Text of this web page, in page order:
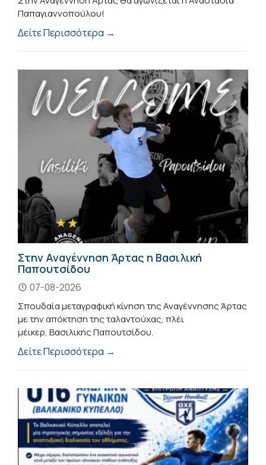
Παπαγιαννοπούλου!
Δείτε Περισσότερα →
Στην Αναγέννηση Άρτας η Βασιλική
Παπουτσίδου
07-08-2026
Σπουδαία μεταγραφική κίνηση της Αναγέννησης Άρτας
με την απόκτηση της ταλαντούχας, πλέι
μέικερ, Βασιλικής Παπουτσίδου.
Δείτε Περισσότερα →